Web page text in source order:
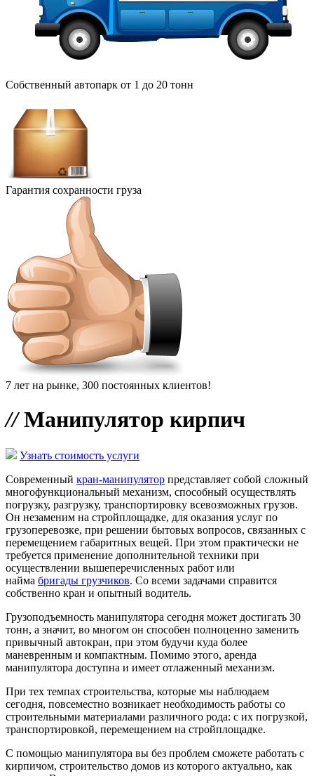
Собственный автопарк от 1 до 20 тонн
Гарантия сохранности груза
7 лет на рынке, 300 постоянных клиентов!
//Манипулятор кирпич
Узнать стоимость услуги
Современный кран-манипулятор представляет собой сложный
многофункциональный механизм, способный осуществлять
погрузку, разгрузку, транспортировку всевозможных грузов.
Он незаменим на стройплощадке, для оказания услуг по
грузоперевозке, при решении бытовых вопросов, связанных с
перемещением габаритных вещей. При этом практически не
требуется применение дополнительной техники при
осуществлении вышеперечисленных работ или
найма бригады грузчиков. Со всеми задачами справится
собственно кран и опытный водитель.
Грузоподъемность манипулятора сегодня может достигать 30
тонн, а значит, во многом он способен полноценно заменить
привычный автокран, при этом будучи куда более
маневренным и компактным. Помимо этого, аренда
манипулятора доступна и имеет отлаженный механизм.
При тех темпах строительства, которые мы наблюдаем
сегодня, повсеместно возникает необходимость работы со
строительными материалами различного рода: с их погрузкой,
транспортировкой, перемещением на стройплощадке.
С помощью манипулятора вы без проблем сможете работать с
кирпичом, строительство домов из которого актуально, как